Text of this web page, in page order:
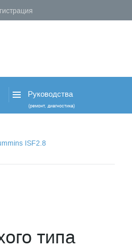
Руководства
(ремонт, диагностика)
ISF2.8
типа